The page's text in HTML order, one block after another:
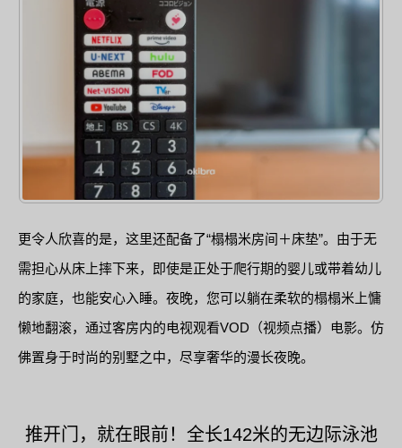
更令人欣喜的是，这里还配备了“榻榻米房间＋床垫”。由于无
需担心从床上摔下来，即使是正处于爬行期的婴儿或带着幼儿
的家庭，也能安心入睡。夜晚，您可以躺在柔软的榻榻米上慵
懒地翻滚，通过客房内的电视观看VOD（视频点播）电影。仿
佛置身于时尚的别墅之中，尽享奢华的漫长夜晚。
推开门，就在眼前！全长142米的无边际泳池